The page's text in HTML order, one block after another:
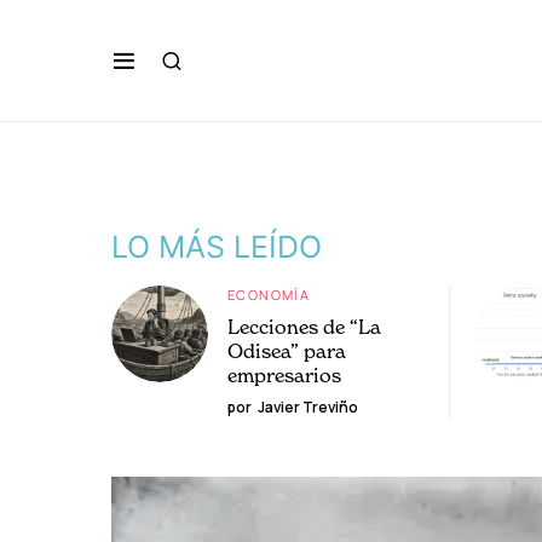
LO MÁS LEÍDO
ECONOMÍA
Lecciones de “La
Odisea” para
empresarios
por Javier Treviño